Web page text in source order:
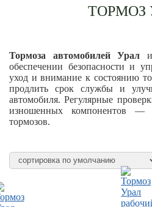
ТОРМОЗ
Тормоза автомобилей Урал
обеспечении безопасности и
уход и внимание к состоянию
продлить срок службы и
автомобиля. Регулярные
изношенных компонентов —
тормозов.